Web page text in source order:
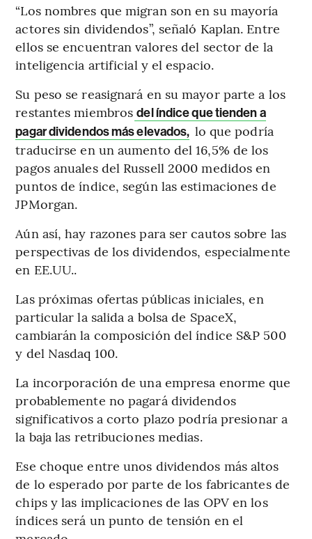
“Los nombres que migran son en su mayoría
actores sin dividendos”, señaló Kaplan. Entre
ellos se encuentran valores del sector de la
inteligencia artificial y el espacio.
Su peso se reasignará en su mayor parte a los
restantes miembros del índice que tienden a
pagar dividendos más elevados, lo que podría
traducirse en un aumento del 16,5% de los
pagos anuales del Russell 2000 medidos en
puntos de índice, según las estimaciones de
JPMorgan.
Aún así, hay razones para ser cautos sobre las
perspectivas de los dividendos, especialmente
en EE.UU..
Las próximas ofertas públicas iniciales, en
particular la salida a bolsa de SpaceX,
cambiarán la composición del índice S&P 500
y del Nasdaq 100.
La incorporación de una empresa enorme que
probablemente no pagará dividendos
significativos a corto plazo podría presionar a
la baja las retribuciones medias.
Ese choque entre unos dividendos más altos
de lo esperado por parte de los fabricantes de
chips y las implicaciones de las OPV en los
índices será un punto de tensión en el